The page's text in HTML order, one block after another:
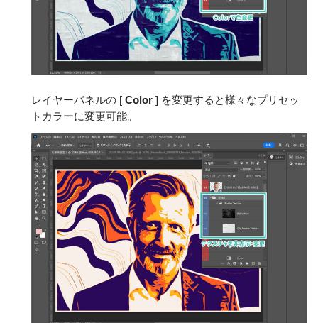
レイヤーパネルの [ Color] を変更すると様々なプリセッ
トカラーに変更可能。